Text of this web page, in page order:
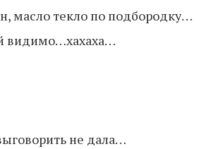
масло текло по подбородку…
видимо…хахаха…
не дала…